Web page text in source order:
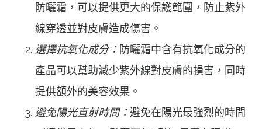
防曬霜，可以提供更大的保護範圍，防止紫外
線穿透並對皮膚造成傷害。
選擇抗氧化成分： 防曬霜中含有抗氧化成分的
產品可以幫助減少紫外線對皮膚的損害，同時
提供額外的美容效果。
避免陽光直射時間： 避免在陽光最強烈的時間